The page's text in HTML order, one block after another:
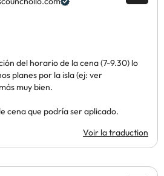
del horario de la cena (7-9.30) lo
planes por la isla (ej: ver
muy bien.
cena que podría ser aplicado.
Voir la traduction